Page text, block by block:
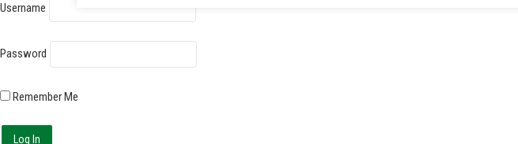
Username
Password
Remember Me